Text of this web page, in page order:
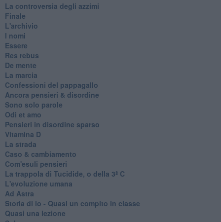
La controversia degli azzimi
Finale
L'archivio
I nomi
Essere
Res rebus
De mente
La marcia
Confessioni del pappagallo
Ancora pensieri & disordine
Sono solo parole
Odi et amo
Pensieri in disordine sparso
Vitamina D
La strada
Caso & cambiamento
Com'esuli pensieri
La trappola di Tucidide, o della 3ª C
L'evoluzione umana
Ad Astra
Storia di io - Quasi un compito in classe
Quasi una lezione